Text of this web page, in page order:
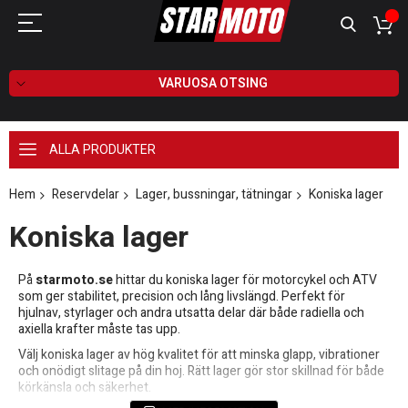
VARUOSA OTSING
ALLA PRODUKTER
Hem Reservdelar Lager, bussningar, tätningar Koniska lager
Koniska lager
Påstarmoto.sehittar du koniska lager för motorcykel och ATV
som ger stabilitet, precision och lång livslängd. Perfekt för
hjulnav, styrlager och andra utsatta delar där både radiella och
axiella krafter måste tas upp.
Välj koniska lager av hög kvalitet för att minska glapp, vibrationer
och onödigt slitage på din hoj. Rätt lager gör stor skillnad för både
körkänsla och säkerhet.